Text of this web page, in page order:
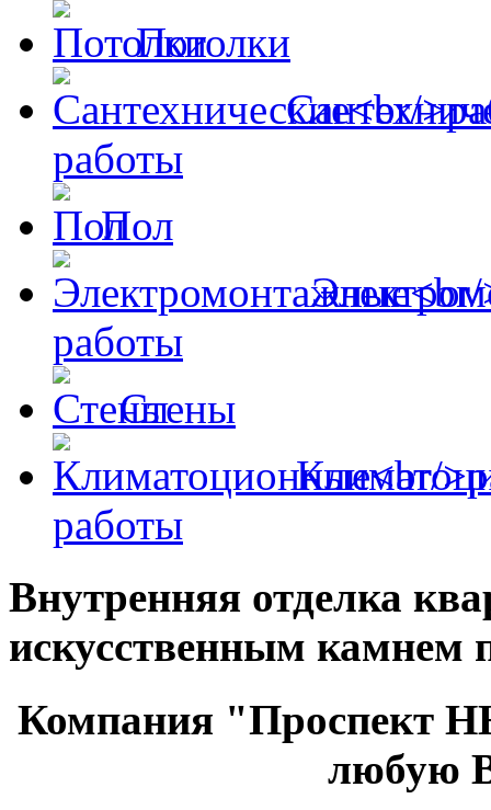
Потолки
работы
Пол
работы
Стены
работы
Внутренняя отделка
искусственным камнем
Компания "Проспект
любую